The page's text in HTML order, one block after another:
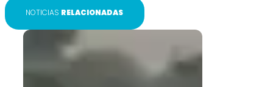
NOTICIAS RELACIONADAS